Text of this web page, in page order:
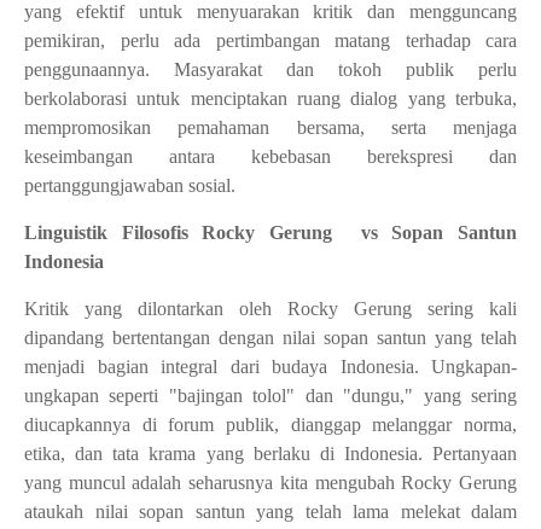
yang efektif untuk menyuarakan kritik dan mengguncang
pemikiran, perlu ada pertimbangan matang terhadap cara
penggunaannya. Masyarakat dan tokoh publik perlu
berkolaborasi untuk menciptakan ruang dialog yang terbuka,
mempromosikan pemahaman bersama, serta menjaga
keseimbangan antara kebebasan berekspresi dan
pertanggungjawaban sosial.
Linguistik Filosofis Rocky Gerung
vs Sopan Santun
Indonesia
Kritik yang dilontarkan oleh Rocky Gerung sering kali
dipandang bertentangan dengan nilai sopan santun yang telah
menjadi bagian integral dari budaya Indonesia. Ungkapan-
ungkapan seperti "bajingan tolol" dan "dungu," yang sering
diucapkannya di forum publik, dianggap melanggar norma,
etika, dan tata krama yang berlaku di Indonesia. Pertanyaan
yang muncul adalah seharusnya kita mengubah Rocky Gerung
ataukah nilai sopan santun yang telah lama melekat dalam